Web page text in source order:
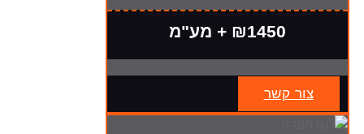
₪1450 + מע"מ
צור קשר